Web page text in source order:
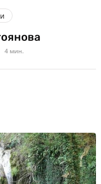
4 мин.